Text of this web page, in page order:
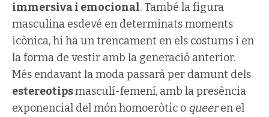
immersiva i emocional. També la figura
masculina esdevé en determinats moments
icònica, hi ha un trencament en els costums i en
la forma de vestir amb la generació anterior.
Més endavant la moda passarà per damunt dels
estereotipsmasculí-femení, amb la presència
exponencial del món homoeròtic o queeren el